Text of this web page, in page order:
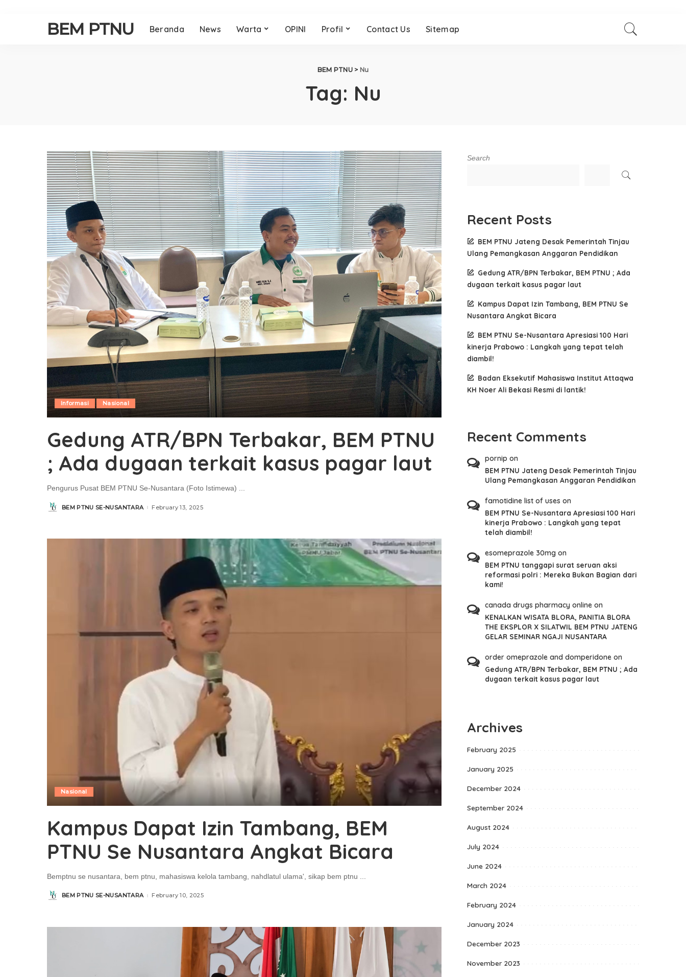
BEM PTNU Beranda News Warta OPINI Profil Contact Us Sitemap
BEM PTNU> Nu
Tag: Nu
Informasi Nasional
Gedung ATR/BPN Terbakar, BEM PTNU
; Ada dugaan terkait kasus pagar laut
Pengurus Pusat BEM PTNU Se-Nusantara (Foto Istimewa) ...
PostedBEM PTNU SE-NUSANTARA February 13, 2025
Nasional
Kampus Dapat Izin Tambang, BEM
PTNU Se Nusantara Angkat Bicara
Bemptnu se nusantara, bem ptnu, mahasiswa kelola tambang, nahdlatul ulama', sikap bem ptnu
PostedBEM PTNU SE-NUSANTARA February 10, 2025
Search
Recent Posts
BEM PTNU Jateng Desak Pemerintah Tinjau
Ulang Pemangkasan Anggaran Pendidikan
Gedung ATR/BPN Terbakar, BEM PTNU ; Ada
dugaan terkait kasus pagar laut
Kampus Dapat Izin Tambang, BEM PTNU Se
Nusantara Angkat Bicara
BEM PTNU Se-Nusantara Apresiasi 100 Hari
kinerja Prabowo : Langkah yang tepat telah
diambil!
Badan Eksekutif Mahasiswa Institut Attaqwa
KH Noer Ali Bekasi Resmi di lantik!
Recent Comments
pornip on
BEM PTNU Jateng Desak Pemerintah Tinjau
Ulang Pemangkasan Anggaran Pendidikan
famotidine list of uses on
BEM PTNU Se-Nusantara Apresiasi 100 Hari
kinerja Prabowo : Langkah yang tepat
telah diambil!
esomeprazole 30mg on
BEM PTNU tanggapi surat seruan aksi
reformasi polri : Mereka Bukan Bagian dari
kami!
canada drugs pharmacy online on
KENALKAN WISATA BLORA, PANITIA BLORA
THE EKSPLOR X SILATWIL BEM PTNU JATENG
GELAR SEMINAR NGAJI NUSANTARA
order omeprazole and domperidone on
Gedung ATR/BPN Terbakar, BEM PTNU ; Ada
dugaan terkait kasus pagar laut
Archives
February 2025
January 2025
December 2024
September 2024
August 2024
July 2024
June 2024
March 2024
February 2024
January 2024
December 2023
November 2023